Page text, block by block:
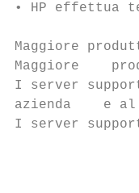
• HP effettua
Maggiore
Maggiore
I server
azienda    e al
I server